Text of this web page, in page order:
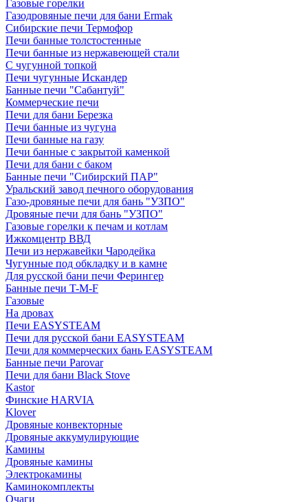
Газовые горелки
Газодровяные печи для бани Ermak
Сибирские печи Термофор
Печи банные толстостенные
Печи банные из нержавеющей стали
С чугунной топкой
Печи чугунные Искандер
Банные печи "Сабантуй"
Коммерческие печи
Печи для бани Березка
Печи банные из чугуна
Печи банные на газу
Печи банные с закрытой каменкой
Печи для бани с баком
Банные печи "Сибирский ПАР"
Уральский завод печного оборудования
Газо-дровяные печи для бань "УЗПО"
Дровяные печи для бань "УЗПО"
Газовые горелки к печам и котлам
Ижкомцентр ВВД
Печи из нержавейки Чародейка
Чугунные под обкладку и в камне
Для русской бани печи Ферингер
Банные печи T-M-F
Газовые
На дровах
Печи EASYSTEAM
Печи для русской бани EASYSTEAM
Печи для коммерческих бань EASYSTEAM
Банные печи Parovar
Печи для бани Black Stove
Kastor
Финские HARVIA
Klover
Дровяные конвекторные
Дровяные аккумулирующие
Камины
Дровяные камины
Электрокамины
Каминокомплекты
Очаги